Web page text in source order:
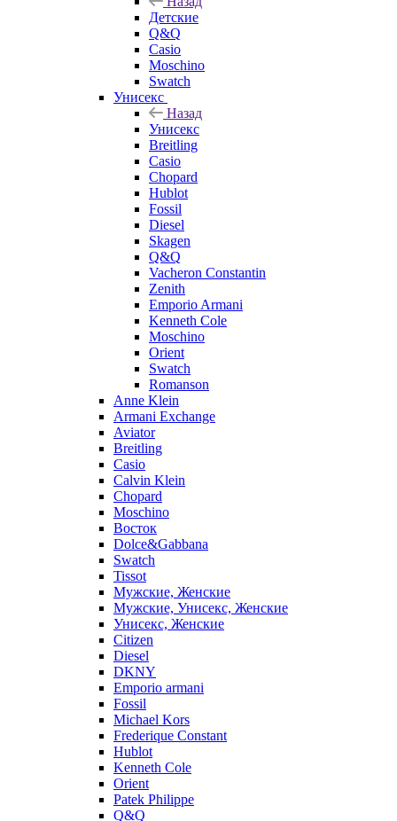
Детские
Q&Q
Casio
Moschino
Swatch
Унисекс
Назад
Унисекс
Breitling
Casio
Chopard
Hublot
Fossil
Diesel
Skagen
Q&Q
Vacheron Constantin
Zenith
Emporio Armani
Kenneth Cole
Moschino
Orient
Swatch
Romanson
Anne Klein
Armani Exchange
Aviator
Breitling
Casio
Calvin Klein
Chopard
Moschino
Восток
Dolce&Gabbana
Swatch
Tissot
Мужские, Женские
Мужские, Унисекс, Женские
Унисекс, Женские
Citizen
Diesel
DKNY
Emporio armani
Fossil
Michael Kors
Frederique Constant
Hublot
Kenneth Cole
Orient
Patek Philippe
Q&Q